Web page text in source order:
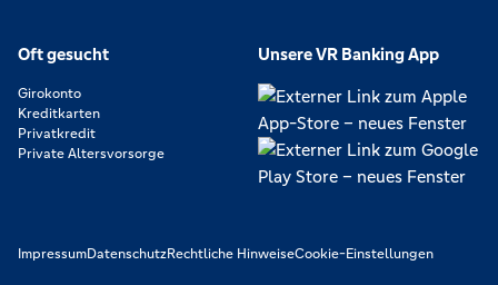
Oft gesucht
Girokonto
Kreditkarten
Privatkredit
Private Altersvorsorge
Unsere VR Banking App
ImpressumDatenschutzRechtliche HinweiseCookie-Einstellungen